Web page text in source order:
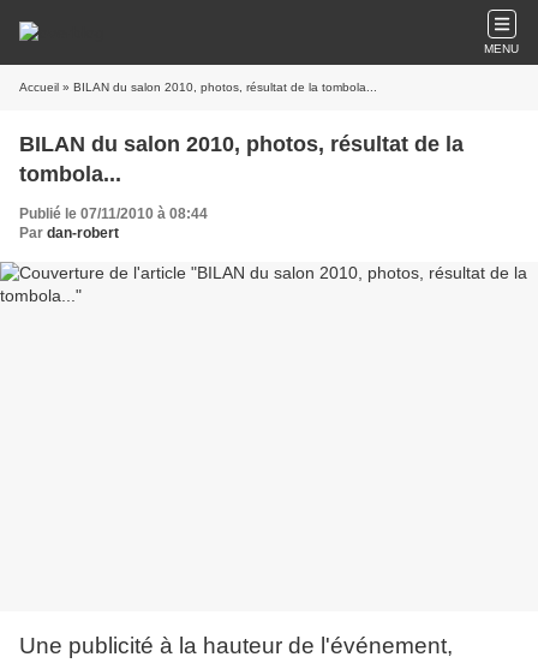
MENU
Accueil » BILAN du salon 2010, photos, résultat de la tombola...
BILAN du salon 2010, photos, résultat de la
tombola...
Publié le 07/11/2010 à 08:44
Par dan-robert
Une publicité à la hauteur de l'événement,